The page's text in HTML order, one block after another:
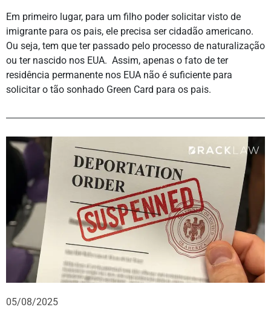
Em primeiro lugar, para um filho poder solicitar visto de
imigrante para os pais, ele precisa ser cidadão americano.
Ou seja, tem que ter passado pelo processo de naturalização
ou ter nascido nos EUA. Assim, apenas o fato de ter
residência permanente nos EUA não é suficiente para
solicitar o tão sonhado Green Card para os pais.
05/08/2025